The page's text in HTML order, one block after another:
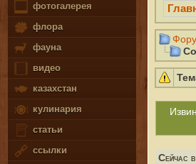
фотогалерея
флора
фауна
видео
казахстан
кулинария
статьи
ссылки
Сейчас